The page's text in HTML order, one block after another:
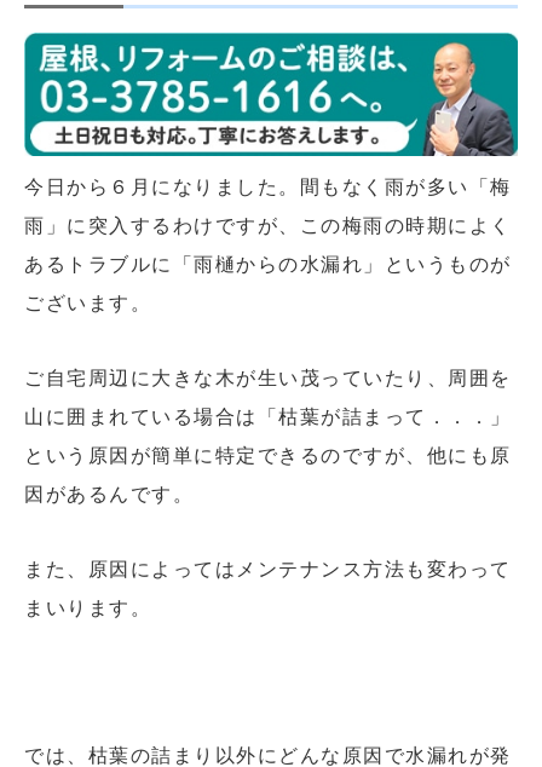
今日から６月になりました。間もなく雨が多い「梅
雨」に突入するわけですが、この梅雨の時期によく
あるトラブルに「雨樋からの水漏れ」というものが
ございます。
ご自宅周辺に大きな木が生い茂っていたり、周囲を
山に囲まれている場合は「枯葉が詰まって．．．」
という原因が簡単に特定できるのですが、他にも原
因があるんです。
また、原因によってはメンテナンス方法も変わって
まいります。
では、枯葉の詰まり以外にどんな原因で水漏れが発